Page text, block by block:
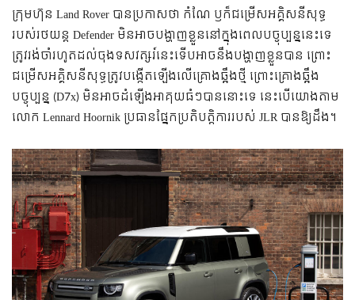
ក្រុមហ៊ុន Land Rover បានប្រកាសថា កំណែ ឫក៏ជម្រើសអគ្គិសនីសុទ្ធ
របស់រថយន្ត Defender មិនអាចបង្ហាញខ្លួននៅក្នុងពេលបច្ចុប្ប​ន្ននេះទេ
ត្រូវរង់ចាំរហូតដល់ចុងទសវត្សរ៍នេះទើបអាចនឹងបង្ហាញខ្លួនបាន ព្រោះ
ជម្រើសអគ្គិសនីសុទ្ធត្រូវបង្កើតឡើងលើគ្រោងឆ្អឹងថ្មី ព្រោះគ្រោងឆ្អឹង
បច្ចុប្បន្ន (D7x) មិនអាចដំឡើងអាគុយធំៗបាននោះទេ នេះបើយោងតាម
លោក Lennard Hoornik ប្រធានផ្នែកប្រតិបត្តិការរបស់ JLR បានឱ្យដឹង។